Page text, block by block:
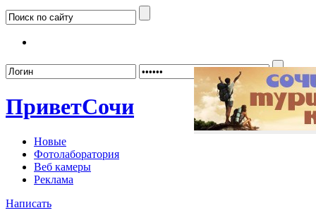
ПриветСочи
Новые
Фотолаборатория
Веб камеры
Реклама
Написать